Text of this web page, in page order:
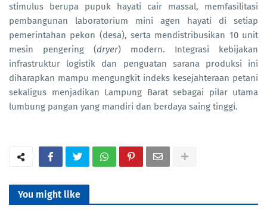
stimulus berupa pupuk hayati cair massal, memfasilitasi
pembangunan laboratorium mini agen hayati di setiap
pemerintahan pekon (desa), serta mendistribusikan 10 unit
mesin pengering (dryer) modern. Integrasi kebijakan
infrastruktur logistik dan penguatan sarana produksi ini
diharapkan mampu mengungkit indeks kesejahteraan petani
sekaligus menjadikan Lampung Barat sebagai pilar utama
lumbung pangan yang mandiri dan berdaya saing tinggi.
You might like